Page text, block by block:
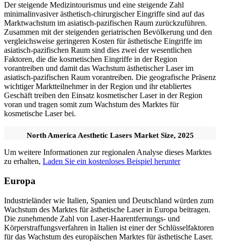
Der steigende Medizintourismus und eine steigende Zahl
minimalinvasiver ästhetisch-chirurgischer Eingriffe sind auf das
Marktwachstum im asiatisch-pazifischen Raum zurückzuführen.
Zusammen mit der steigenden geriatrischen Bevölkerung und den
vergleichsweise geringeren Kosten für ästhetische Eingriffe im
asiatisch-pazifischen Raum sind dies zwei der wesentlichen
Faktoren, die die kosmetischen Eingriffe in der Region
vorantreiben und damit das Wachstum ästhetischer Laser im
asiatisch-pazifischen Raum vorantreiben. Die geografische Präsenz
wichtiger Marktteilnehmer in der Region und ihr etabliertes
Geschäft treiben den Einsatz kosmetischer Laser in der Region
voran und tragen somit zum Wachstum des Marktes für
kosmetische Laser bei.
North America Aesthetic Lasers Market Size, 2025
Um weitere Informationen zur regionalen Analyse dieses Marktes
zu erhalten, Laden Sie ein kostenloses Beispiel herunter
Europa
Industrieländer wie Italien, Spanien und Deutschland würden zum
Wachstum des Marktes für ästhetische Laser in Europa beitragen.
Die zunehmende Zahl von Laser-Haarentfernungs- und
Körperstraffungsverfahren in Italien ist einer der Schlüsselfaktoren
für das Wachstum des europäischen Marktes für ästhetische Laser.